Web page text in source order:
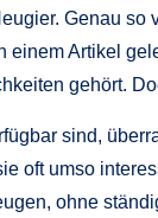
Genau so
einem Artikel
gehört.
sind,
oft umso
ohne